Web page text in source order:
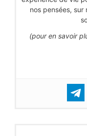
nos pensées, sur
(pour en savoir